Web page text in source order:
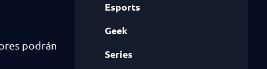
podrán
Esports
Geek
Series